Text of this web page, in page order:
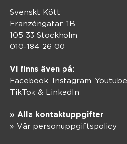
Svenskt Kött
Franzéngatan 1B
105 33 Stockholm
010-184 26 00
Vi finns även på:
Facebook, Instagram Youtube
TikTok & LinkedIn
» Alla kontaktuppgifter
» Vår personuppgiftspolicy